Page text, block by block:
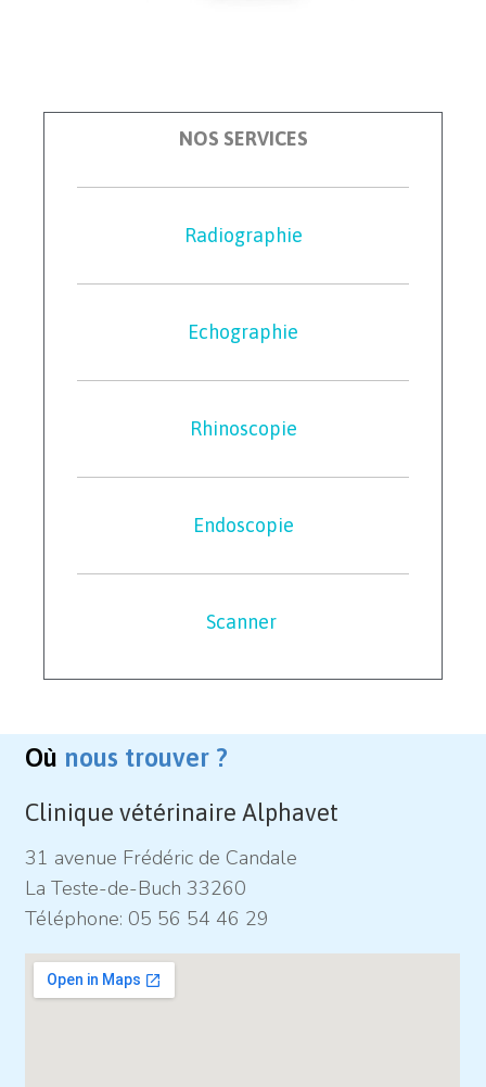
NOS SERVICES
Radiographie
Echographie
Rhinoscopie
Endoscopie
Scanner
Où nous trouver ?
Clinique vétérinaire Alphavet
31 avenue Frédéric de Candale
La Teste-de-Buch 33260
Téléphone: 05 56 54 46 29